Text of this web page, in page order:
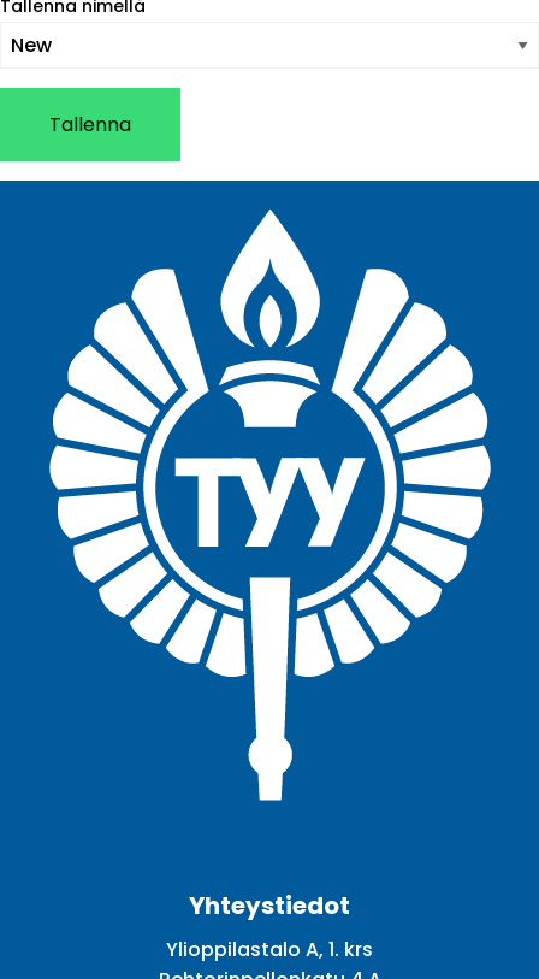
Pystyvälilehdet
Tallenna nimellä
Yhteystiedot
Ylioppilastalo A, 1. krs